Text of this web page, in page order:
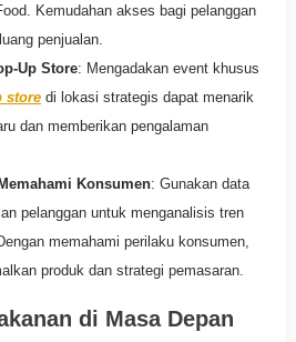
Kemudahan akses bagi pelanggan
penjualan.
Up Store: Mengadakan event khusus
storedi lokasi strategis dapat menarik
dan memberikan pengalaman
Konsumen: Gunakan data
pelanggan untuk menganalisis tren
memahami perilaku konsumen,
produk dan strategi pemasaran.
di Masa Depan